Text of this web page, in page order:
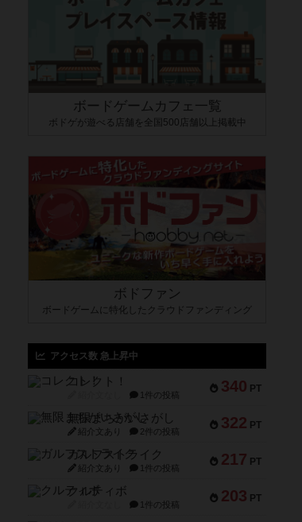
ボードゲームカフェ一覧
ボドゲが遊べる店舗を全国500店舗以上掲載中
ボドファン
ボードゲームに特化したクラウドファンディング
アクセス数 急上昇中
340 PT
コレクト！
1件の投稿
322 PT
無限まちがいさがし
紹介文あり 2件の投稿
217 PT
ガルフストライク
紹介文あり 1件の投稿
203 PT
クルティボ
1件の投稿